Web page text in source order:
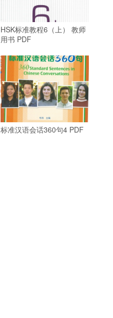
HSK标准教程6（上） 教师
用书 PDF
标准汉语会话360句4 PDF